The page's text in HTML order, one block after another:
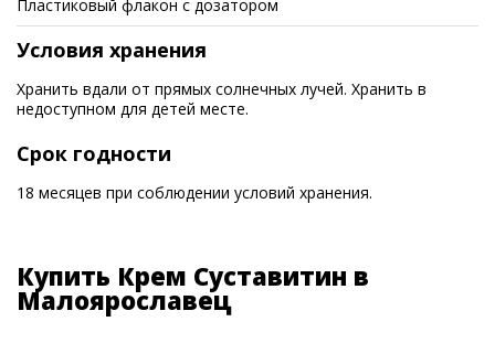
Пластиковый флакон с дозатором
Условия хранения
Хранить вдали от прямых солнечных лучей. Хранить в
недоступном для детей месте.
Срок годности
18 месяцев при соблюдении условий хранения.
Купить Крем Суставитин в
Малоярославец